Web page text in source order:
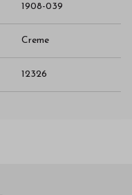
1908-039
Creme
12326